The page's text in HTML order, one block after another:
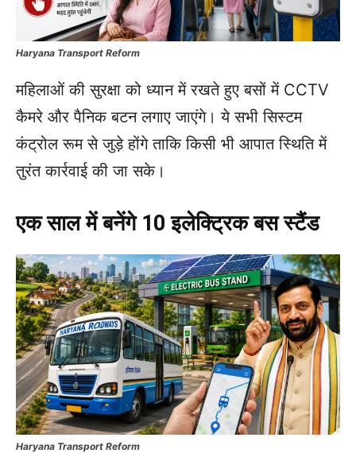
Haryana Transport Reform
महिलाओं की सुरक्षा को ध्यान में रखते हुए बसों में CCTV
कैमरे और पैनिक बटन लगाए जाएंगे। ये सभी सिस्टम
कंट्रोल रूम से जुड़े होंगे ताकि किसी भी आपात स्थिति में
तुरंत कार्रवाई की जा सके।
एक साल में बनेंगे 10 इलेक्ट्रिक बस स्टैंड
Haryana Transport Reform